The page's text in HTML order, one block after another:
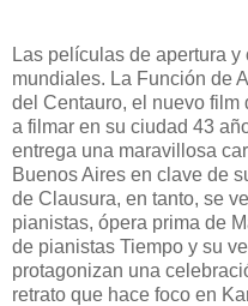
Las películas de apertura
mundiales. La Función de
del Centauro, el nuevo
a filmar en su ciudad 43
entrega una maravillosa
Buenos Aires en clave de
de Clausura, en tanto, se
pianistas, ópera prima de
de pianistas Tiempo y su
protagonizan una
retrato que hace foco en